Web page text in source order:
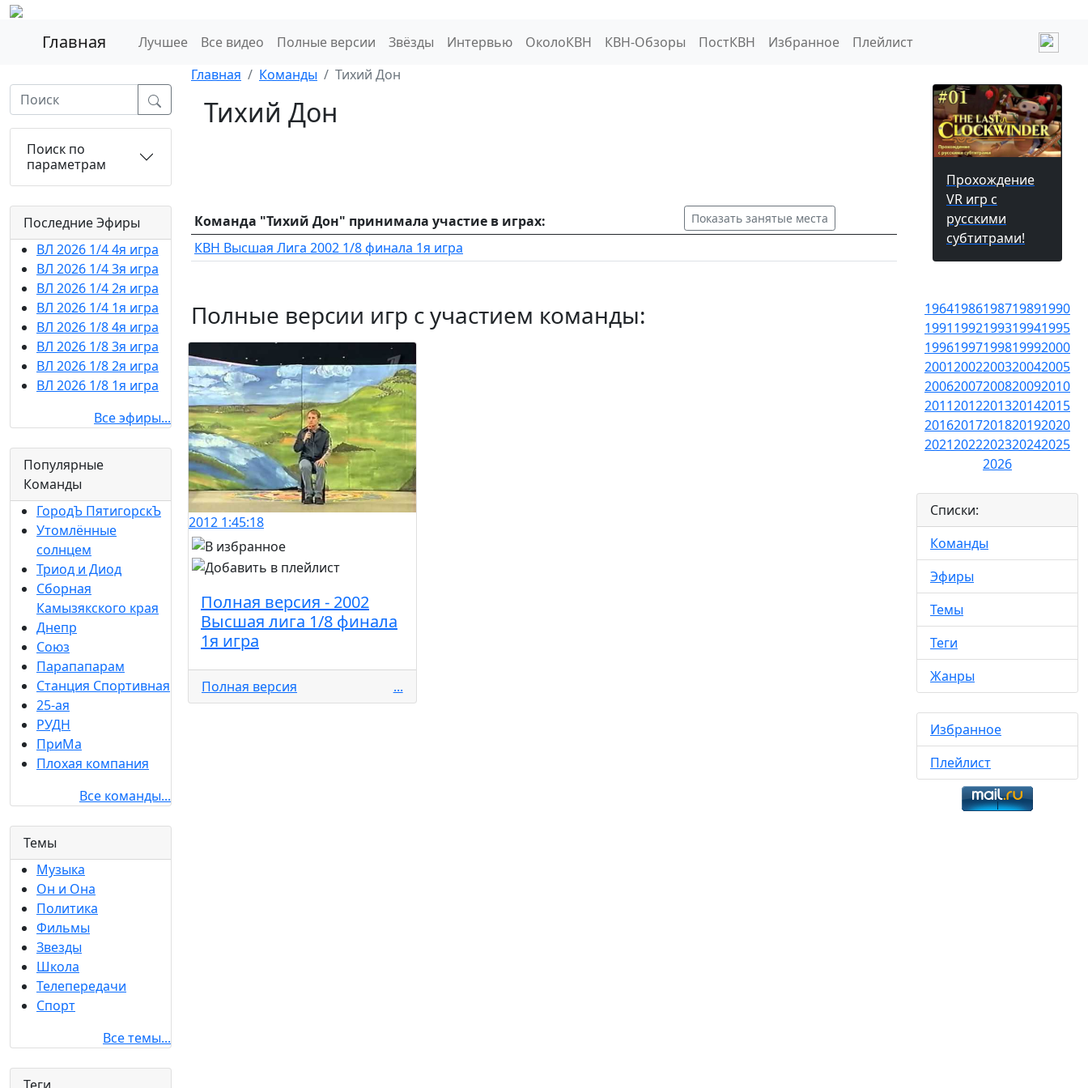
Главная Лучшее Все видео Полные версии Звёзды Интервью ОколоКВН КВН-Обзоры ПостКВН Избранное Плейлист
Поиск по
параметрам
Последние Эфиры
ВЛ 2026 1/4 4я игра
ВЛ 2026 1/4 3я игра
ВЛ 2026 1/4 2я игра
ВЛ 2026 1/4 1я игра
ВЛ 2026 1/8 4я игра
ВЛ 2026 1/8 3я игра
ВЛ 2026 1/8 2я игра
ВЛ 2026 1/8 1я игра
Все эфиры...
Популярные
Команды
ГородЪ ПятигорскЪ
Утомлённые
солнцем
Триод и Диод
Сборная
Камызякского края
Днепр
Союз
Парапапарам
Станция Спортивная
25-ая
РУДН
ПриМа
Плохая компания
Все команды...
Темы
Музыка
Он и Она
Политика
Фильмы
Звезды
Школа
Телепередачи
Спорт
Все темы...
Главная Команды Тихий Дон
Тихий Дон
Команда "Тихий Дон" принимала участие в играх: Показать занятые места
КВН Высшая Лига 2002 1/8 финала 1я игра
Полные версии игр с участием команды:
2012 1:45:18
Полная версия - 2002
Высшая лига 1/8 финала
1я игра
Полная версия ...
Прохождение
VR игр с
русскими
субтитрами!
19641986198719891990
19911992199319941995
19961997199819992000
20012002200320042005
20062007200820092010
20112012201320142015
20162017201820192020
20212022202320242025
2026
Списки:
Команды
Эфиры
Темы
Теги
Жанры
Избранное
Плейлист